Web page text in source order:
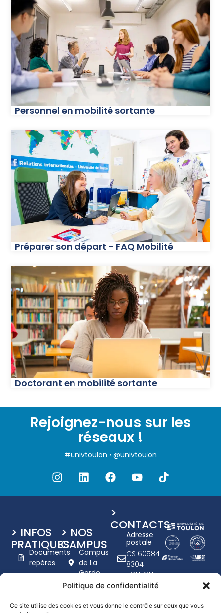
Politique de confidentialité
Ce site utilise des cookies et vous donne le contrôle sur ceux que vous
Personnel en mobilité sortante
Préparer son départ – FAQ Mobilité
Doctorant en mobilité sortante
Rejoignez-nous sur les
réseaux !
#univtoulon • @univtoulon
>
CONTACTS
Adresse
postale
CS 60584
83041
TOULON
CEDEX 9
94 14 20
> NOS
CAMPUS
Campus
de La
Garde
Campus
- Porte
> INFOS
PRATIQUES
Documents
repères
graphique